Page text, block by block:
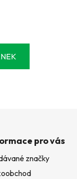
pro vás
značky